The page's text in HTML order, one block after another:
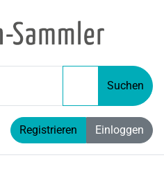
Suchen
Registrieren Einloggen